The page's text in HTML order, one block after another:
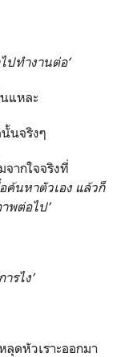
ปทำงานต่อ’
แหละ
นจริงๆ
ากใจจริงที่
อค้นหาตัวเอง แล้วก็
พต่อไป’
รไง’
ดหัวเราะออกมา